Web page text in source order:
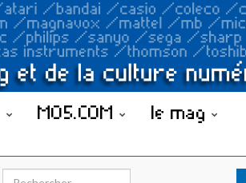
MO5.COM le mag
Search for: